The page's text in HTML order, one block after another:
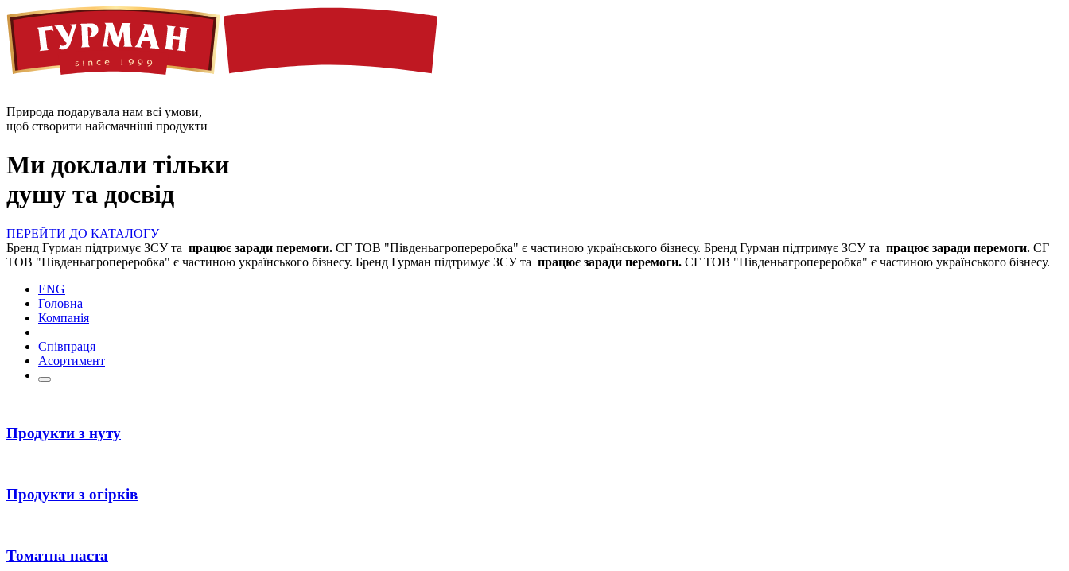
Природа подарувала нам всі умови,
щоб створити найсмачніші продукти
Ми доклали тільки
душу та досвід
ПЕРЕЙТИ ДО КАТАЛОГУ
Бренд Гурман підтримує ЗСУ та працює заради перемоги. СГ ТОВ "Південьагропереробка" є частиною українського бізнесу. Бренд Гурман підтримує ЗСУ та працює заради перемоги. СГ
ТОВ "Південьагропереробка" є частиною українського бізнесу. Бренд Гурман підтримує ЗСУ та працює заради перемоги. СГ ТОВ "Південьагропереробка" є частиною українського бізнесу.
ENG
Головна
Компанія
Співпраця
Асортимент
Продукти з нуту
Продукти з огірків
Томатна паста